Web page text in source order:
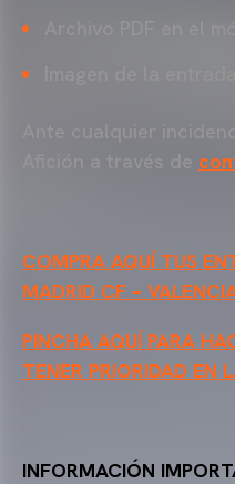
COMPRA AQUÍ TUS
MADRID CF –
PINCHA AQUÍ PARA
TENER PRIORIDAD EN
INFORMACIÓN